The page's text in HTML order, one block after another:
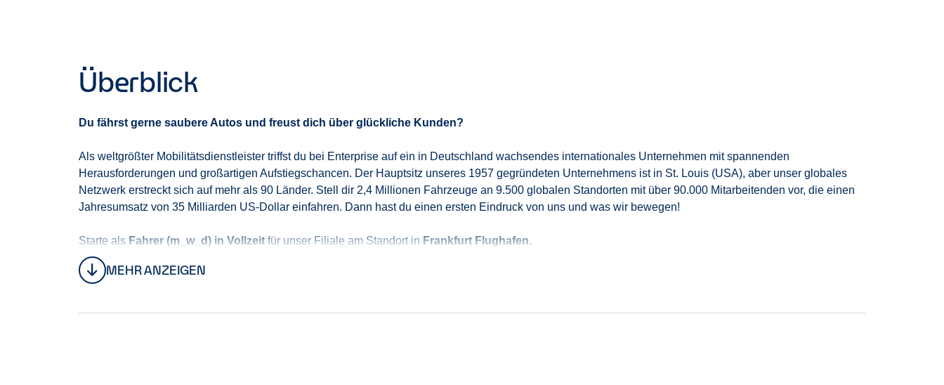
Überblick
MEHR ANZEIGEN
Du fährst gerne saubere Autos und freust dich über glückliche Kunden?
Als weltgrößter Mobilitätsdienstleister triffst du bei Enterprise auf ein in Deutschland wachsendes internationales Unternehmen mit spannenden
Herausforderungen und großartigen Aufstiegschancen. Der Hauptsitz unseres 1957 gegründeten Unternehmens ist in St. Louis (USA), aber unser globales
Netzwerk erstreckt sich auf mehr als 90 Länder. Stell dir 2,4 Millionen Fahrzeuge an 9.500 globalen Standorten mit über 90.000 Mitarbeitenden vor, die einen
Jahresumsatz von 35 Milliarden US-Dollar einfahren. Dann hast du einen ersten Eindruck von uns und was wir bewegen!
Starte als Fahrer (m_w_d) in Vollzeit für unser Filiale am Standort in Frankfurt Flughafen.
Du sorgst dafür, dass unser Fuhrpark stets gepflegt und gewartet ist und stellst unseren Kunden pünktlich und zuverlässig unsere Autos zu. Dabei arbeitest du